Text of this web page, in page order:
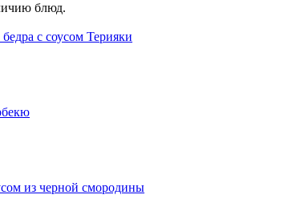
блюд.
с соусом Терияки
из черной смородины